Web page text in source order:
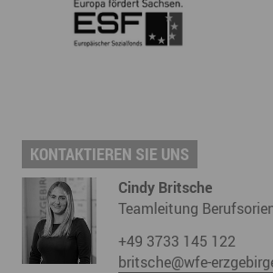
KONTAKTIEREN SIE UNS
Cindy Britsche
Teamleitung
+49 3733 145 122
britsche@wfe-